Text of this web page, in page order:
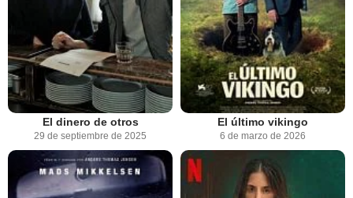
El dinero de otros
29 de septiembre de 2025
El último vikingo
6 de marzo de 2026